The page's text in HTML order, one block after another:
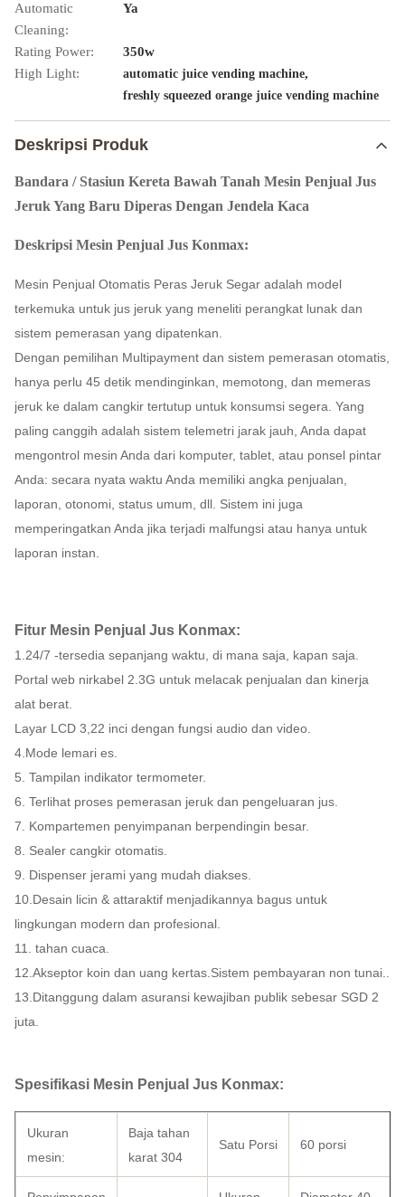
Automatic
Cleaning:
Ya
Rating Power:
350w
High Light:
automatic juice vending machine,
freshly squeezed orange juice vending machine
Deskripsi Produk
Bandara / Stasiun Kereta Bawah Tanah Mesin Penjual Jus
Jeruk Yang Baru Diperas Dengan Jendela Kaca
Deskripsi Mesin Penjual Jus Konmax:
Mesin Penjual Otomatis Peras Jeruk Segar adalah model
terkemuka untuk jus jeruk yang meneliti perangkat lunak dan
sistem pemerasan yang dipatenkan.
Dengan pemilihan Multipayment dan sistem pemerasan otomatis,
hanya perlu 45 detik mendinginkan, memotong, dan memeras
jeruk ke dalam cangkir tertutup untuk konsumsi segera. Yang
paling canggih adalah sistem telemetri jarak jauh, Anda dapat
mengontrol mesin Anda dari komputer, tablet, atau ponsel pintar
Anda: secara nyata waktu Anda memiliki angka penjualan,
laporan, otonomi, status umum, dll. Sistem ini juga
memperingatkan Anda jika terjadi malfungsi atau hanya untuk
laporan instan.
Fitur Mesin Penjual Jus Konmax:
1.24/7 -tersedia sepanjang waktu, di mana saja, kapan saja.
Portal web nirkabel 2.3G untuk melacak penjualan dan kinerja
alat berat.
Layar LCD 3,22 inci dengan fungsi audio dan video.
4.Mode lemari es.
5. Tampilan indikator termometer.
6. Terlihat proses pemerasan jeruk dan pengeluaran jus.
7. Kompartemen penyimpanan berpendingin besar.
8. Sealer cangkir otomatis.
9. Dispenser jerami yang mudah diakses.
10.Desain licin & attaraktif menjadikannya bagus untuk
lingkungan modern dan profesional.
11. tahan cuaca.
12.Akseptor koin dan uang kertas.Sistem pembayaran non tunai..
13.Ditanggung dalam asuransi kewajiban publik sebesar SGD 2
juta.
Spesifikasi Mesin Penjual Jus Konmax:
Ukuran
mesin:
Baja tahan
karat 304
Satu Porsi 60 porsi